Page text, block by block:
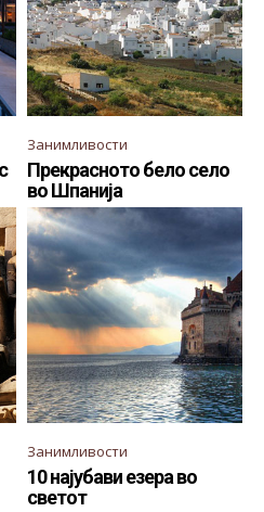
Занимливости
Прекрасното бело село
во Шпанија
Занимливости
10 најубави езера во
светот